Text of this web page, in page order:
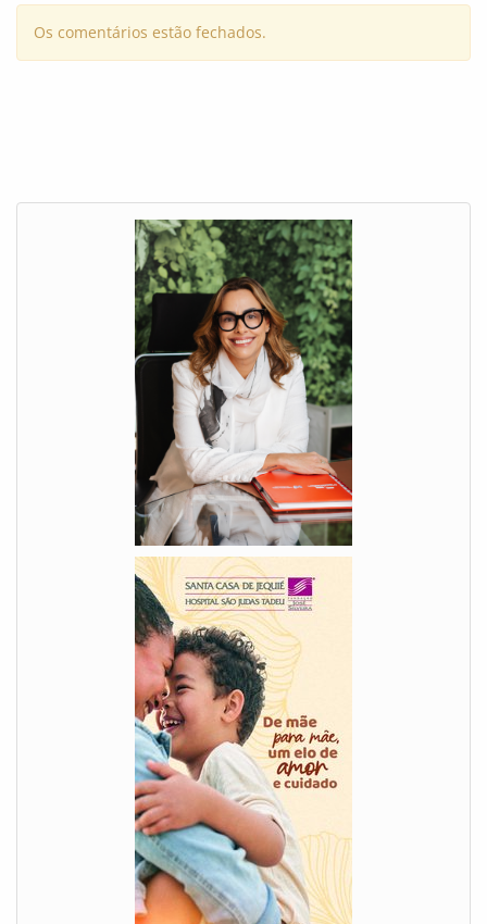
Os comentários estão fechados.